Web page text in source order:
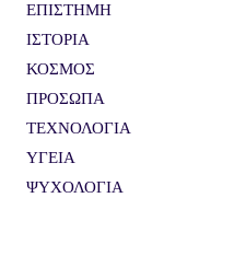
ΕΠΙΣΤΗΜΗ
ΙΣΤΟΡΙΑ
ΚΟΣΜΟΣ
ΠΡΟΣΩΠΑ
ΤΕΧΝΟΛΟΓΙΑ
ΥΓΕΙΑ
ΨΥΧΟΛΟΓΙΑ